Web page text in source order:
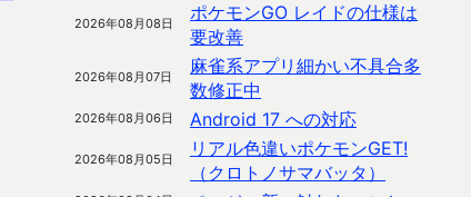
2026年08月08日
ポケモンGO レイドの仕様は
要改善
2026年08月07日
麻雀系アプリ細かい不具合多
数修正中
2026年08月06日 Android 17 への対応
2026年08月05日
リアル色違いポケモンGET!
（クロトノサマバッタ）